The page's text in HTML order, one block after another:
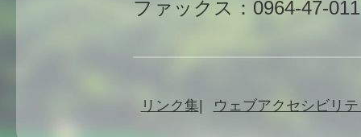
ファックス：0964-47-
リンク集 ウェブアクセシビリ